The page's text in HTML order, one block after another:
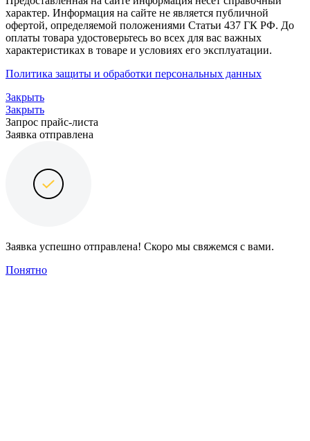
характер. Информация на сайте не является публичной
офертой, определяемой положениями Статьи 437 ГК РФ. До
оплаты товара удостоверьтесь во всех для вас важных
характеристиках в товаре и условиях его эксплуатации.
Политика защиты и обработки персональных данных
Закрыть
Закрыть
Запрос прайс-листа
Заявка отправлена
Заявка успешно отправлена! Скоро мы свяжемся с вами.
Понятно